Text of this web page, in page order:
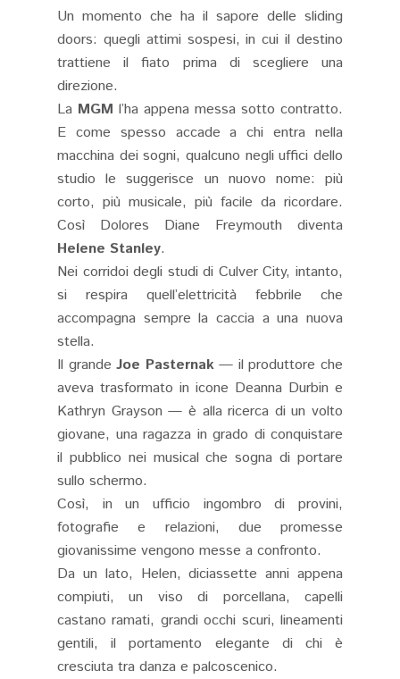
Un momento che ha il sapore delle sliding
doors: quegli attimi sospesi, in cui il destino
trattiene il fiato prima di scegliere una
direzione.
La MGM l’ha appena messa sotto contratto.
E come spesso accade a chi entra nella
macchina dei sogni, qualcuno negli uffici dello
studio le suggerisce un nuovo nome: più
corto, più musicale, più facile da ricordare.
Così Dolores Diane Freymouth diventa
Helene Stanley.
Nei corridoi degli studi di Culver City, intanto,
si respira quell’elettricità febbrile che
accompagna sempre la caccia a una nuova
stella.
Il grandeJoe Pasternak— il produttore che
aveva trasformato in icone Deanna Durbin e
Kathryn Grayson — è alla ricerca di un volto
giovane, una ragazza in grado di conquistare
il pubblico nei musical che sogna di portare
sullo schermo.
Così, in un ufficio ingombro di provini,
fotografie e relazioni, due promesse
giovanissime vengono messe a confronto.
Da un lato, Helen, diciassette anni appena
compiuti, un viso di porcellana, capelli
castano ramati, grandi occhi scuri, lineamenti
gentili, il portamento elegante di chi è
cresciuta tra danza e palcoscenico.